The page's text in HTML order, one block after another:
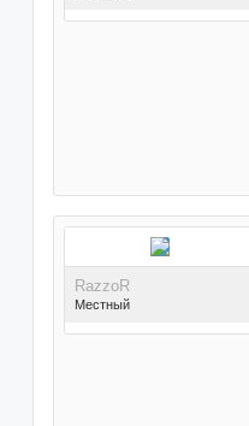
RazzoR
Местный